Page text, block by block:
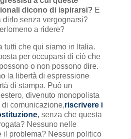
dicono di ispirarsi? E
dirlo senza vergognarsi?
a ridere?
tutti che qui siamo in Italia.
per occuparsi di ciò che
o non possono dire.
la libertà di espressione
di stampa. Può un
divenuto monopolista
comunicazione,riscrivere i
, senza che questa
Nessuno nelle
il problema? Nessun politico